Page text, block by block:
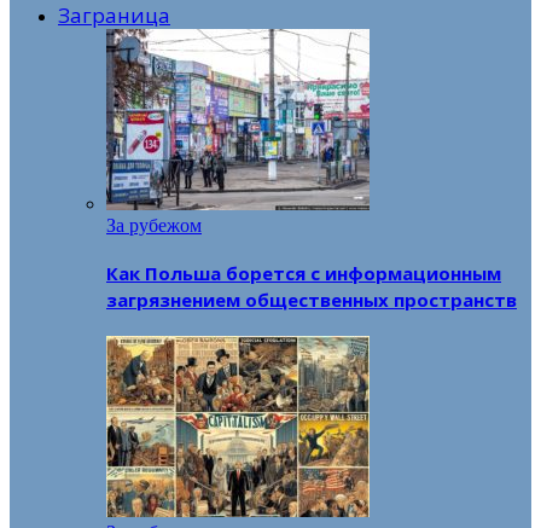
Заграница
За рубежом
Как Польша борется с информационным
загрязнением общественных пространств